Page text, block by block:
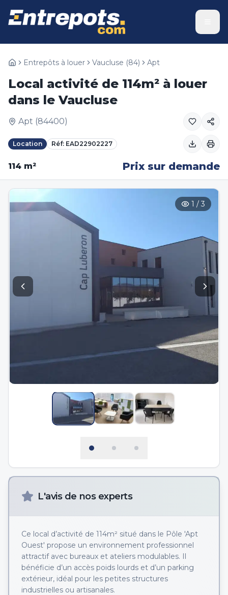
Entrepôts à louer Vaucluse (84) Apt
Local activité de 114m² à louer
dans le Vaucluse
Apt (84400)
Location Réf: EAD22902227
114 m² Prix sur demande
1 / 3
L'avis de nos experts
Ce local d’activité de 114m² situé dans le Pôle 'Apt
Ouest' propose un environnement professionnel
attractif avec bureaux et ateliers modulables. Il
bénéficie d’un accès poids lourds et d’un parking
extérieur, idéal pour les petites structures
industrielles ou artisanales.